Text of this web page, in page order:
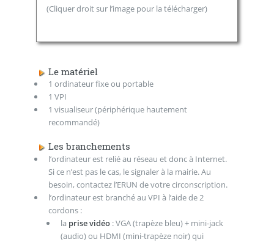
(Cliquer droit sur l’image pour la télécharger)
Le matériel
1 ordinateur fixe ou portable
1 VPI
1 visualiseur (périphérique hautement
recommandé)
Les branchements
l’ordinateur est relié au réseau et donc à Internet.
Si ce n’est pas le cas, le signaler à la mairie. Au
besoin, contactez l’ERUN de votre circonscription.
l’ordinateur est branché au VPI à l’aide de 2
cordons :
la prise vidéo: VGA (trapèze bleu) + mini-jack
(audio) ou HDMI (mini-trapèze noir) qui